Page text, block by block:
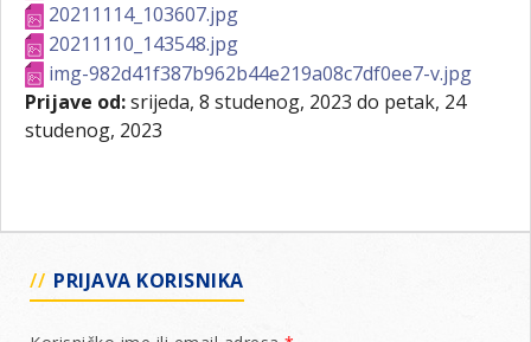
20211114_103607.jpg
20211110_143548.jpg
img-982d41f387b962b44e219a08c7df0ee7-v.jpg
Prijave od:srijeda, 8 studenog, 2023 do petak, 24
studenog, 2023
PRIJAVA KORISNIKA